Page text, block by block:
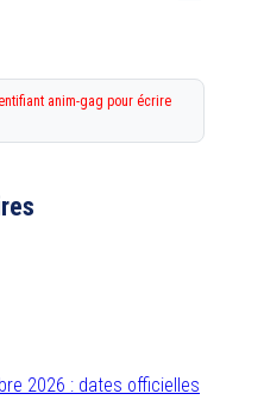
anim-gag pour écrire
2026 : dates officielles